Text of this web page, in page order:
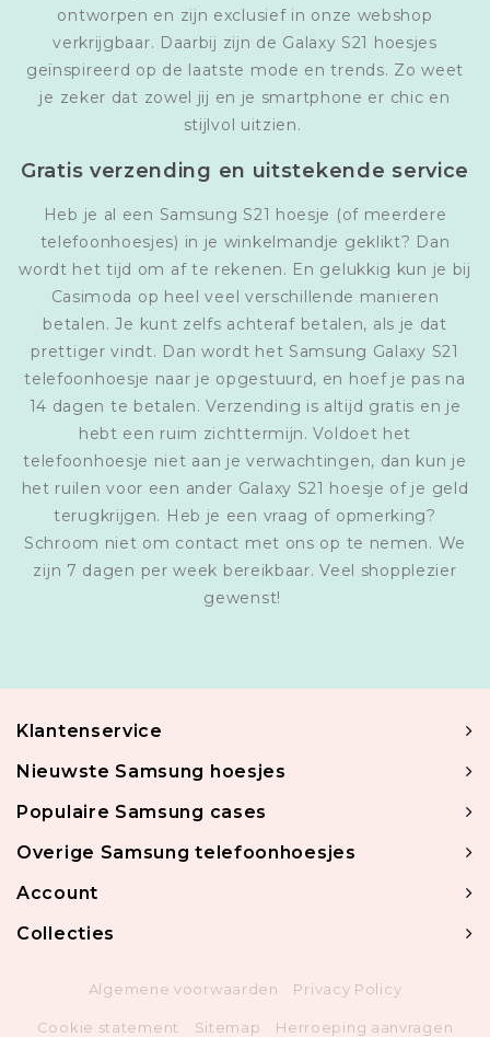
ontworpen en zijn exclusief in onze webshop
verkrijgbaar. Daarbij zijn de Galaxy S21 hoesjes
geïnspireerd op de laatste mode en trends. Zo weet
je zeker dat zowel jij en je smartphone er chic en
stijlvol uitzien.
Gratis verzending en uitstekende service
Heb je al een Samsung S21 hoesje (of meerdere
telefoonhoesjes) in je winkelmandje geklikt? Dan
wordt het tijd om af te rekenen. En gelukkig kun je bij
Casimoda op heel veel verschillende manieren
betalen. Je kunt zelfs achteraf betalen, als je dat
prettiger vindt. Dan wordt het Samsung Galaxy S21
telefoonhoesje naar je opgestuurd, en hoef je pas na
14 dagen te betalen. Verzending is altijd gratis en je
hebt een ruim zichttermijn. Voldoet het
telefoonhoesje niet aan je verwachtingen, dan kun je
het ruilen voor een ander Galaxy S21 hoesje of je geld
terugkrijgen. Heb je een vraag of opmerking?
Schroom niet om contact met ons op te nemen. We
zijn 7 dagen per week bereikbaar. Veel shopplezier
gewenst!
Klantenservice
Nieuwste Samsung hoesjes
Populaire Samsung cases
Overige Samsung telefoonhoesjes
Account
Collecties
Algemene voorwaarden Privacy Policy
Cookie statement Sitemap Herroeping aanvragen